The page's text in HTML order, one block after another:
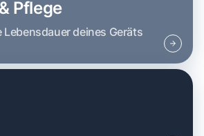
Pflege
Lebensdauer deines Geräts